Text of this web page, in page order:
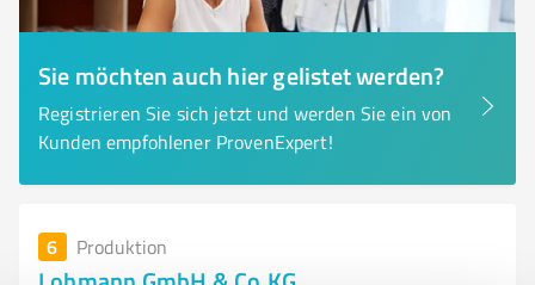
Sie möchten auch hier gelistet werden?
Registrieren Sie sich jetzt und werden Sie ein von
Kunden empfohlener ProvenExpert!
6 Produktion